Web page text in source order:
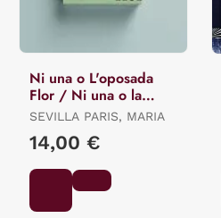
Ni una o L'oposada
Flor / Ni una o la
Opuesta Flor.
SEVILLA PARIS, MARIA
14,00 €